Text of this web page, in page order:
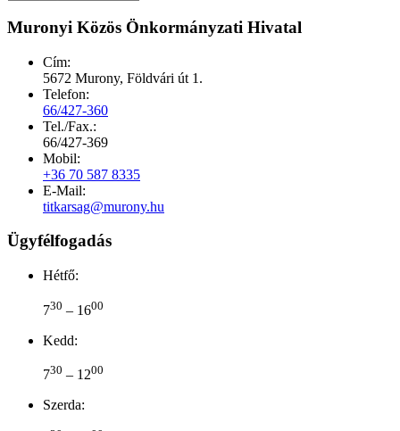
Muronyi Közös Önkormányzati Hivatal
Cím:
5672 Murony, Földvári út 1.
Telefon:
66/427-360
Tel./Fax.:
66/427-369
Mobil:
+36 70 587 8335
E-Mail:
titkarsag@murony.hu
Ügyfélfogadás
Hétfő:
730 – 1600
Kedd:
730 – 1200
Szerda: